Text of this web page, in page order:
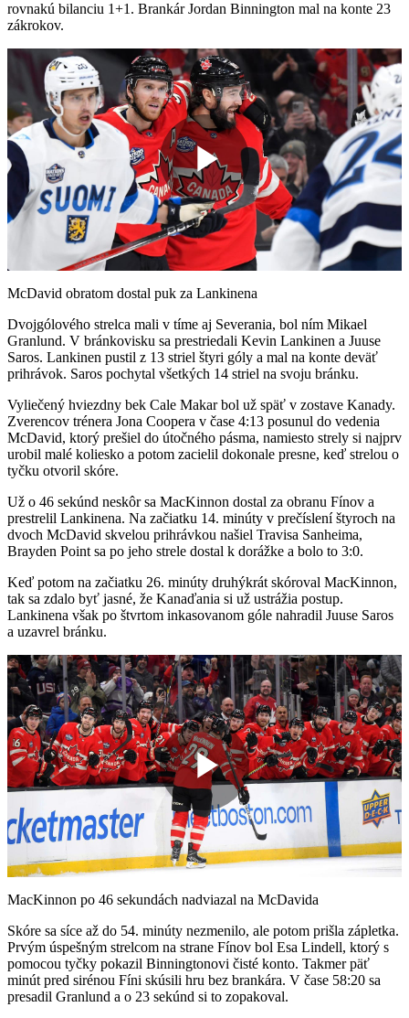
rovnakú bilanciu 1+1. Brankár Jordan Binnington mal na konte 23
zákrokov.
Play
Video
McDavid obratom dostal puk za Lankinena
Dvojgólového strelca mali v tíme aj Severania, bol ním Mikael
Granlund. V bránkovisku sa prestriedali Kevin Lankinen a Juuse
Saros. Lankinen pustil z 13 striel štyri góly a mal na konte deväť
prihrávok. Saros pochytal všetkých 14 striel na svoju bránku.
Vyliečený hviezdny bek Cale Makar bol už späť v zostave Kanady.
Zverencov trénera Jona Coopera v čase 4:13 posunul do vedenia
McDavid, ktorý prešiel do útočného pásma, namiesto strely si najprv
urobil malé koliesko a potom zacielil dokonale presne, keď strelou o
tyčku otvoril skóre.
Už o 46 sekúnd neskôr sa MacKinnon dostal za obranu Fínov a
prestrelil Lankinena. Na začiatku 14. minúty v prečíslení štyroch na
dvoch McDavid skvelou prihrávkou našiel Travisa Sanheima,
Brayden Point sa po jeho strele dostal k dorážke a bolo to 3:0.
Keď potom na začiatku 26. minúty druhýkrát skóroval MacKinnon,
tak sa zdalo byť jasné, že Kanaďania si už ustrážia postup.
Lankinena však po štvrtom inkasovanom góle nahradil Juuse Saros
a uzavrel bránku.
Play
Video
MacKinnon po 46 sekundách nadviazal na McDavida
Skóre sa síce až do 54. minúty nezmenilo, ale potom prišla zápletka.
Prvým úspešným strelcom na strane Fínov bol Esa Lindell, ktorý s
pomocou tyčky pokazil Binningtonovi čisté konto. Takmer päť
minút pred sirénou Fíni skúsili hru bez brankára. V čase 58:20 sa
presadil Granlund a o 23 sekúnd si to zopakoval.